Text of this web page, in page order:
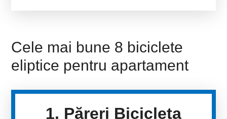
Cele mai bune 8 biciclete
eliptice pentru apartament
1. Păreri Bicicleta